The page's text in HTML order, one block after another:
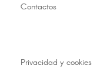
Contactos
Privacidad y cookies